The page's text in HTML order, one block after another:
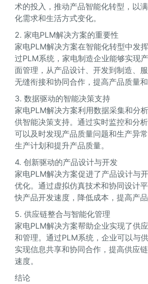
术的投入，推动产品智能化转型，以
化需求和生活方式变化。
2. 家电PLM解决方案的重要性
家电PLM解决方案在智能化转型中发
过PLM系统，家电制造企业能够实现
面管理，从产品设计、开发到制造、
无缝衔接和协同合作，提高产品质量和
3. 数据驱动的智能决策支持
家电PLM解决方案利用数据采集和分
供智能决策支持。通过实时监控和分
可以及时发现产品质量问题和生产异
生产计划和提升产品质量。
4. 创新驱动的产品设计与开发
家电PLM解决方案促进了产品设计与
优化。通过虚拟仿真技术和协同设计
快产品开发速度，降低成本，提高产品
5. 供应链整合与智能化管理
家电PLM解决方案帮助企业实现了供
和管理。通过PLM系统，企业可以与
实现信息共享和协同合作，提高供应
速度。
结论